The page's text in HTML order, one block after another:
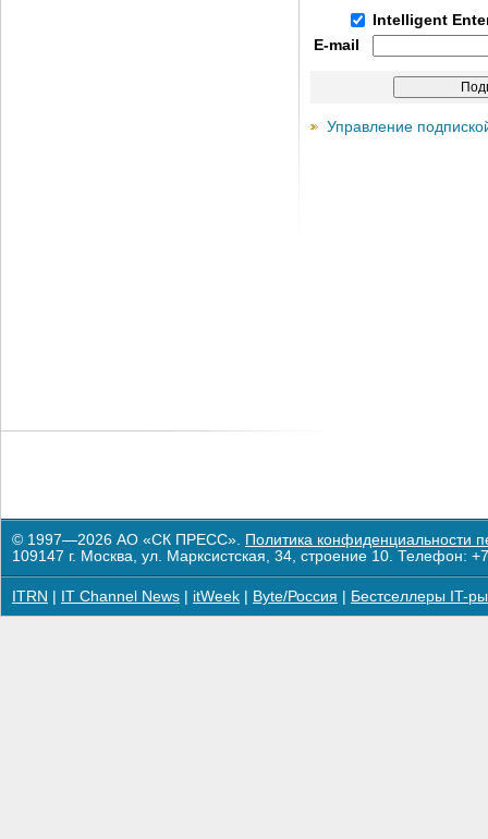
Intelligent
E-mail
Управление
© 1997—2026 АО «СК ПРЕСС». Политика конфиденциальности
109147 г. Москва, ул. Марксистская, 34, строение 10. Телефон:
ITRN IT Channel News itWeek Byte/Россия Бестселлеры IT-